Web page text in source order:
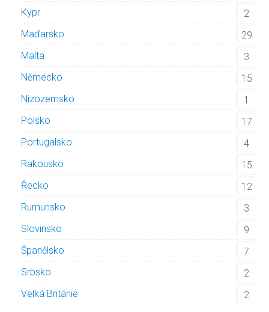
Kypr
2
Maďarsko
29
Malta
3
Německo
15
Nizozemsko
1
Polsko
17
Portugalsko
4
Rakousko
15
Řecko
12
Rumunsko
3
Slovinsko
9
Španělsko
7
Srbsko
2
Velká Británie
2